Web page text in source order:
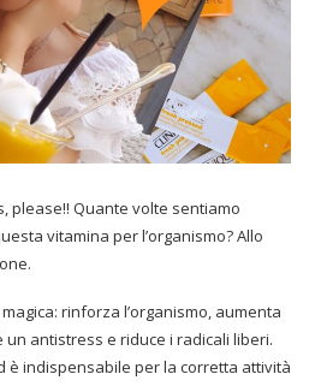
please!! Quante volte sentiamo
vitamina per l’organismo? Allo
rinforza l’organismo, aumenta
antistress e riduce i radicali liberi.
è indispensabile per la corretta attività